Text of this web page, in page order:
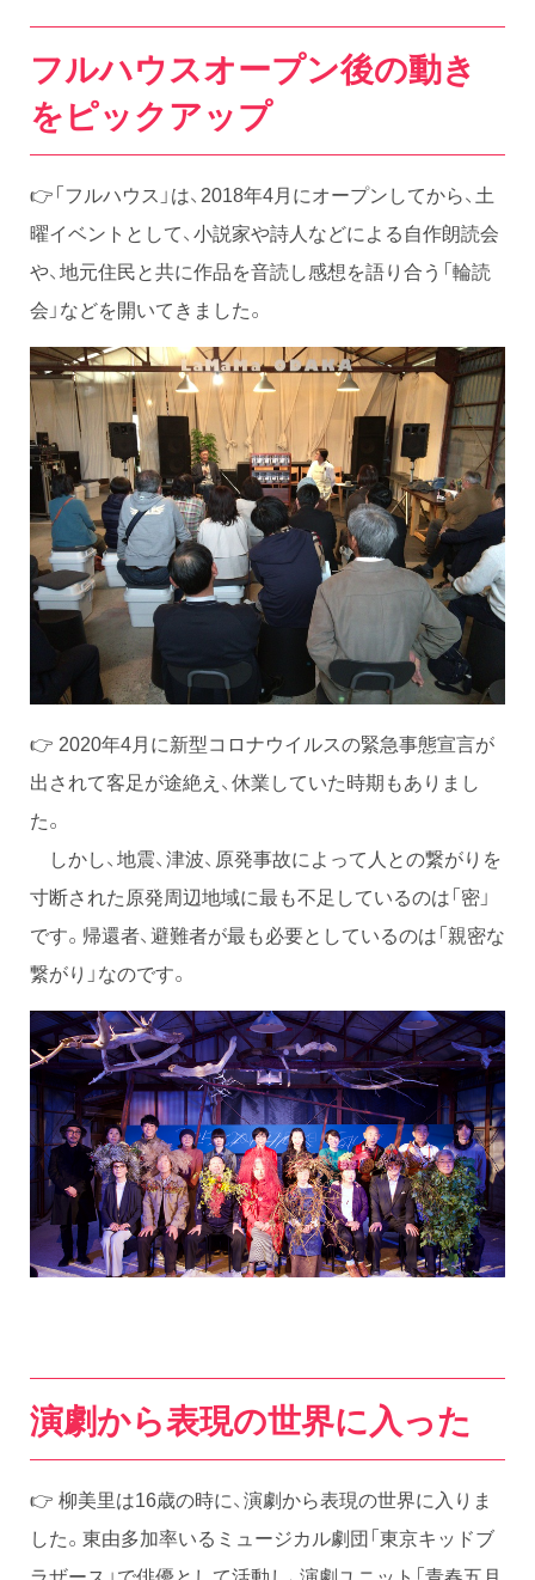
フルハウスオープン後の動き
をピックアップ
👉「フルハウス」は、2018年4月にオープンしてから、土
曜イベントとして、小説家や詩人などによる自作朗読会
や、地元住民と共に作品を音読し感想を語り合う「輪読
会」などを開いてきました。
👉 2020年4月に新型コロナウイルスの緊急事態宣言が
出されて客足が途絶え、休業していた時期もありまし
た。
しかし、地震、津波、原発事故によって人との繋がりを
寸断された原発周辺地域に最も不足しているのは「密」
です。帰還者、避難者が最も必要としているのは「親密な
繋がり」なのです。
演劇から表現の世界に入った
👉 柳美里は16歳の時に、演劇から表現の世界に入りま
した。東由多加率いるミュージカル劇団「東京キッドブ